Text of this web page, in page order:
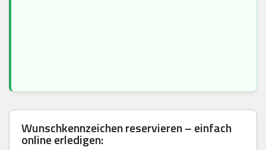
Wunschkennzeichen reservieren – einfach
online erledigen: